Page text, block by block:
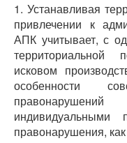
1. Устанавливая
привлечении к
АПК учитывает, с
территориальной
исковом
особенности
индивидуальными
правонарушения,